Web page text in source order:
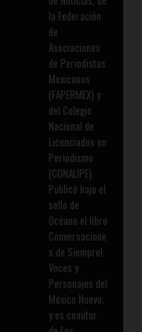
la Federación
de
Asociaciones
de Periodistas
Mexicanos
(FAPERMEX) y
del Colegio
Nacional de
Licenciados en
Periodismo
(CONALIPE).
Publicó bajo el
sello de
Océano el libro
Conversacione
s de Siempre!,
Voces y
Personajes del
México Nuevo;
y es coautor